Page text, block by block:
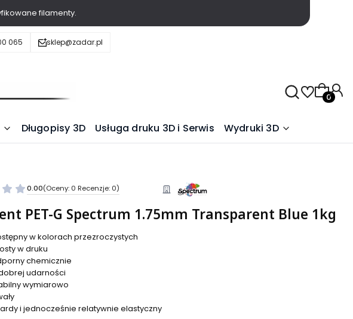
filamenty.
065 sklep@zadar.pl
Długopisy 3D Usługa druku 3D i Serwis Wydruki 3D
0.00(Oceny: 0 Recenzje: 0)
PET-G Spectrum 1.75mm Transparent Blue 1kg
w kolorach przezroczystych
w druku
chemicznie
udarności
wymiarowo
i jednocześnie relatywnie elastyczny